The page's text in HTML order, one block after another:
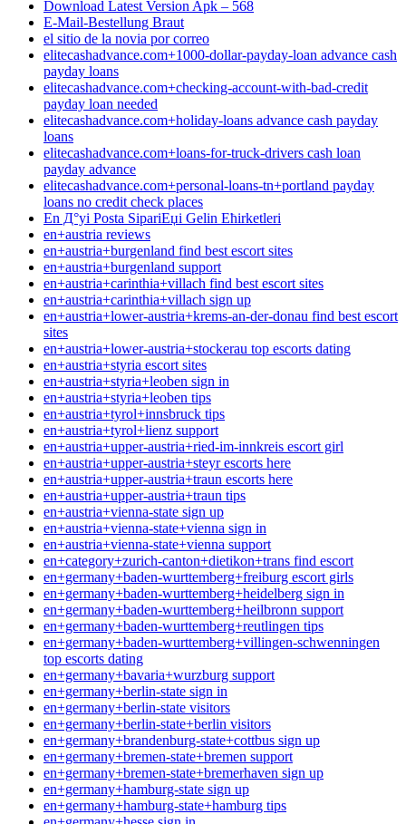
Download Latest Version Apk – 568
E-Mail-Bestellung Braut
el sitio de la novia por correo
elitecashadvance.com+1000-dollar-payday-loan advance cash
payday loans
elitecashadvance.com+checking-account-with-bad-credit
payday loan needed
elitecashadvance.com+holiday-loans advance cash payday
loans
elitecashadvance.com+loans-for-truck-drivers cash loan
payday advance
elitecashadvance.com+personal-loans-tn+portland payday
loans no credit check places
En Д°yi Posta SipariЕџi Gelin Ећirketleri
en+austria reviews
en+austria+burgenland find best escort sites
en+austria+burgenland support
en+austria+carinthia+villach find best escort sites
en+austria+carinthia+villach sign up
en+austria+lower-austria+krems-an-der-donau find best escort
sites
en+austria+lower-austria+stockerau top escorts dating
en+austria+styria escort sites
en+austria+styria+leoben sign in
en+austria+styria+leoben tips
en+austria+tyrol+innsbruck tips
en+austria+tyrol+lienz support
en+austria+upper-austria+ried-im-innkreis escort girl
en+austria+upper-austria+steyr escorts here
en+austria+upper-austria+traun escorts here
en+austria+upper-austria+traun tips
en+austria+vienna-state sign up
en+austria+vienna-state+vienna sign in
en+austria+vienna-state+vienna support
en+category+zurich-canton+dietikon+trans find escort
en+germany+baden-wurttemberg+freiburg escort girls
en+germany+baden-wurttemberg+heidelberg sign in
en+germany+baden-wurttemberg+heilbronn support
en+germany+baden-wurttemberg+reutlingen tips
en+germany+baden-wurttemberg+villingen-schwenningen
top escorts dating
en+germany+bavaria+wurzburg support
en+germany+berlin-state sign in
en+germany+berlin-state visitors
en+germany+berlin-state+berlin visitors
en+germany+brandenburg-state+cottbus sign up
en+germany+bremen-state+bremen support
en+germany+bremen-state+bremerhaven sign up
en+germany+hamburg-state sign up
en+germany+hamburg-state+hamburg tips